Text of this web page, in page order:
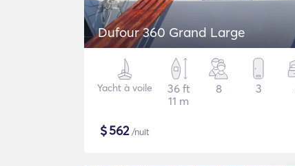
Dufour 360 Grand Large
Yacht à voile
36 ft
11 m
8 3
$562/nuit